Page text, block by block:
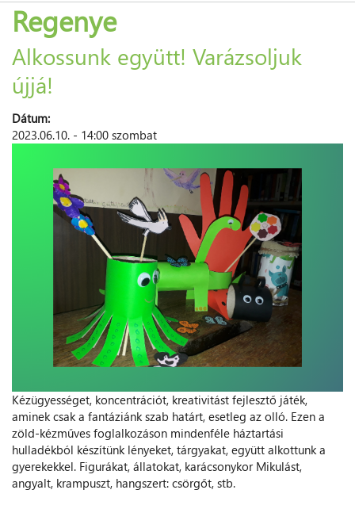
Regenye
Alkossunk együtt! Varázsoljuk
újjá!
Dátum:
2023.06.10. - 14:00 szombat
Kézügyességet, koncentrációt, kreativitást fejlesztő játék,
aminek csak a fantáziánk szab határt, esetleg az olló. Ezen a
zöld-kézműves foglalkozáson mindenféle háztartási
hulladékból készítünk lényeket, tárgyakat, együtt alkottunk a
gyerekekkel. Figurákat, állatokat, karácsonykor Mikulást,
angyalt, krampuszt, hangszert: csörgőt, stb.